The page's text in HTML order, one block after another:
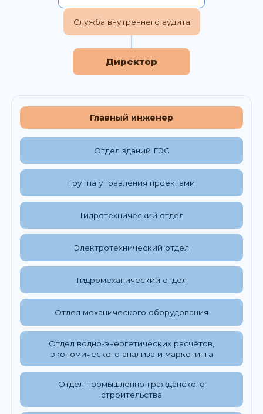
Служба внутреннего аудита
Директор
Главный инженер
Отдел зданий ГЭС
Группа управления проектами
Гидротехнический отдел
Электротехнический отдел
Гидромеханический отдел
Отдел механического оборудования
Отдел водно-энергетических расчётов,
экономического анализа и маркетинга
Отдел промышленно-гражданского
строительства